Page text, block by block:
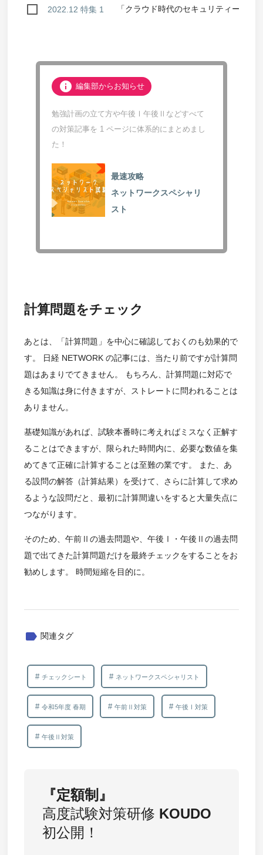
2022.12 特集 1 「クラウド時代のセキュリティー基
info 編集部からお知らせ
勉強計画の立て方や午後Ⅰ午後Ⅱなどすべて
の対策記事を 1 ページに体系的にまとめまし
た！
最速攻略
ネットワークスペシャリ
スト
計算問題をチェック
あとは、「計算問題」を中心に確認しておくのも効果的で
す。 日経 NETWORK の記事には、当たり前ですが計算問
題はあまりでてきません。 もちろん、計算問題に対応で
きる知識は身に付きますが、ストレートに問われることは
ありません。
基礎知識があれば、試験本番時に考えればミスなく正解す
ることはできますが、限られた時間内に、必要な数値を集
めてきて正確に計算することは至難の業です。 また、あ
る設問の解答（計算結果）を受けて、さらに計算して求め
るような設問だと、最初に計算間違いをすると大量失点に
つながります。
そのため、午前Ⅱの過去問題や、午後Ⅰ・午後Ⅱの過去問
題で出てきた計算問題だけを最終チェックをすることをお
勧めします。 時間短縮を目的に。
label 関連タグ
チェックシート ネットワークスペシャリスト
令和5年度 春期 午前Ⅱ対策 午後Ⅰ対策
午後Ⅱ対策
『定額制』
高度試験対策研修 KOUDO
初公開！